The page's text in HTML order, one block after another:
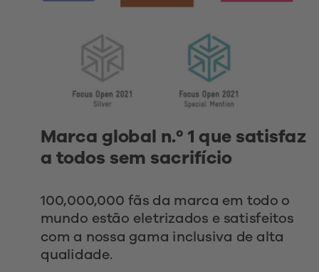
Marca global n.º 1 que satisfaz
a todos sem sacrifício
100,000,000 fãs da marca em todo o
mundo estão eletrizados e satisfeitos
com a nossa gama inclusiva de alta
qualidade.